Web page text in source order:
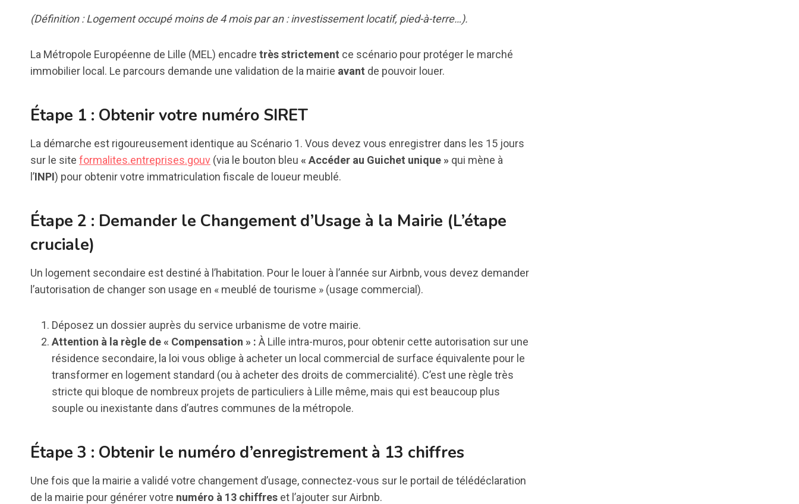
(Définition : Logement occupé moins de 4 mois par an : investissement locatif, pied-à-terre…).
La Métropole Européenne de Lille (MEL) encadre très strictement ce scénario pour protéger le marché
immobilier local. Le parcours demande une validation de la mairie avant de pouvoir louer.
Étape 1 : Obtenir votre numéro SIRET
La démarche est rigoureusement identique au Scénario 1. Vous devez vous enregistrer dans les 15 jours
sur le site formalites.entreprises.gouv (via le bouton bleu « Accéder au Guichet unique » qui mène à
l’INPI) pour obtenir votre immatriculation fiscale de loueur meublé.
Étape 2 : Demander le Changement d’Usage à la Mairie (L’étape
cruciale)
Un logement secondaire est destiné à l’habitation. Pour le louer à l’année sur Airbnb, vous devez demander
l’autorisation de changer son usage en « meublé de tourisme » (usage commercial).
Déposez un dossier auprès du service urbanisme de votre mairie.
Attention à la règle de « Compensation » : À Lille intra-muros, pour obtenir cette autorisation sur une
résidence secondaire, la loi vous oblige à acheter un local commercial de surface équivalente pour le
transformer en logement standard (ou à acheter des droits de commercialité). C’est une règle très
stricte qui bloque de nombreux projets de particuliers à Lille même, mais qui est beaucoup plus
souple ou inexistante dans d’autres communes de la métropole.
Étape 3 : Obtenir le numéro d’enregistrement à 13 chiffres
Une fois que la mairie a validé votre changement d’usage, connectez-vous sur le portail de télédéclaration
de la mairie pour générer votre numéro à 13 chiffres et l’ajouter sur Airbnb.